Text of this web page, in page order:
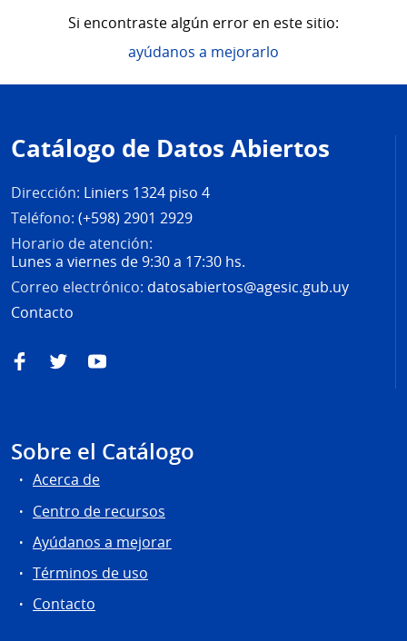
Si encontraste algún error en este sitio:
ayúdanos a mejorarlo
de
página
Catálogo de Datos Abiertos
Dirección: Liniers 1324 piso 4
Teléfono: (+598) 2901 2929
Horario de atención:
Lunes a viernes de 9:30 a 17:30 hs.
Correo electrónico: datosabiertos@agesic.gub.uy
Contacto
FacebookTwitterYouTube
Sobre el Catálogo
Acerca de
Centro de recursos
Ayúdanos a mejorar
Términos de uso
Contacto